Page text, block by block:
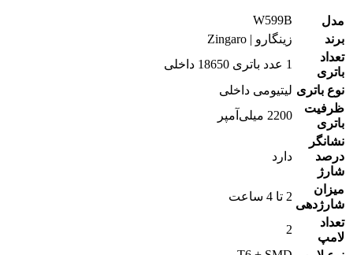
مدل
W599B
برند
زینگارو | Zingaro
تعداد
باتری
1 عدد باتری 18650 داخلی
نوع باتری لیتیومی داخلی
ظرفیت
باتری
2200 میلی‌آمپر
نشانگر
درصد
شارژ
دارد
میزان
شارژدهی
2 تا 4 ساعت
تعداد
لامپ
2